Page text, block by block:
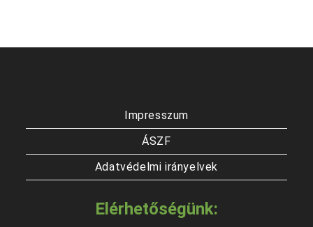
Impresszum
ÁSZF
Adatvédelmi irányelvek
Elérhetőségünk: